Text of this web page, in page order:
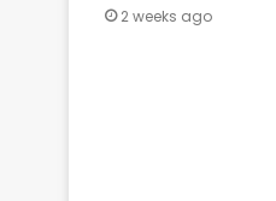
2 weeks ago